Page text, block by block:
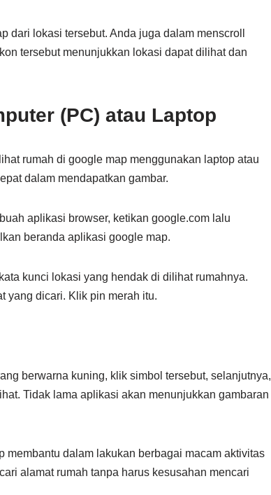
dari lokasi tersebut. Anda juga dalam menscroll
tersebut menunjukkan lokasi dapat dilihat dan
(PC) atau Laptop
rumah di google map menggunakan laptop atau
dalam mendapatkan gambar.
aplikasi browser, ketikan google.com lalu
beranda aplikasi google map.
kunci lokasi yang hendak di dilihat rumahnya.
yang dicari. Klik pin merah itu.
berwarna kuning, klik simbol tersebut, selanjutnya,
Tidak lama aplikasi akan menunjukkan gambaran
dalam lakukan berbagai macam aktivitas
alamat rumah tanpa harus kesusahan mencari